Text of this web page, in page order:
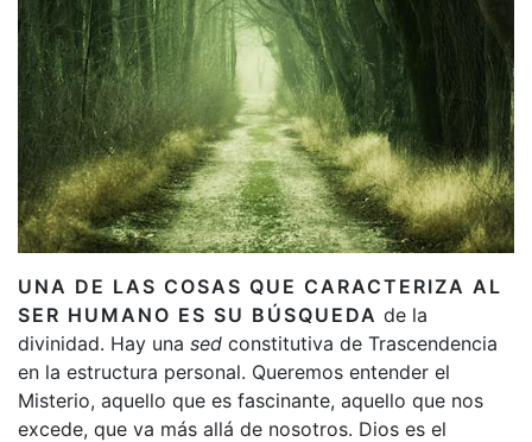
UNA DE LAS COSAS QUE CARACTERIZA AL
SER HUMANO ES SU BÚSQUEDA de la
divinidad. Hay una sed constitutiva de Trascendencia
en la estructura personal. Queremos entender el
Misterio, aquello que es fascinante, aquello que nos
excede, que va más allá de nosotros. Dios es el